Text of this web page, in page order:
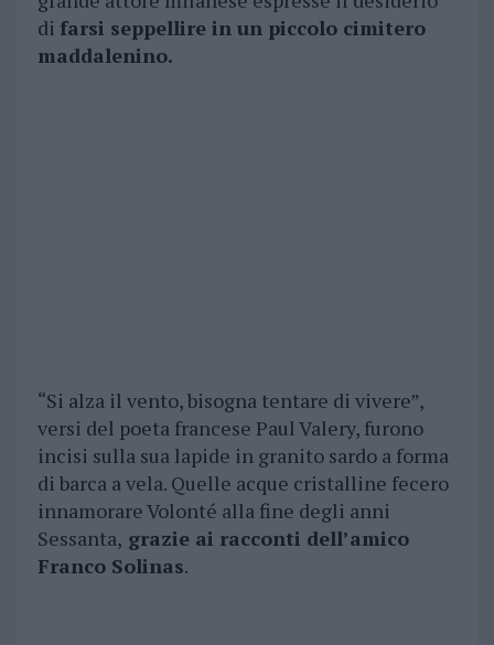
di farsi seppellire in un piccolo cimitero
maddalenino.
“Si alza il vento, bisogna tentare di vivere”,
versi del poeta francese Paul Valery, furono
incisi sulla sua lapide in granito sardo a forma
di barca a vela. Quelle acque cristalline fecero
innamorare Volonté alla fine degli anni
Sessanta, grazie ai racconti dell’amico
Franco Solinas.